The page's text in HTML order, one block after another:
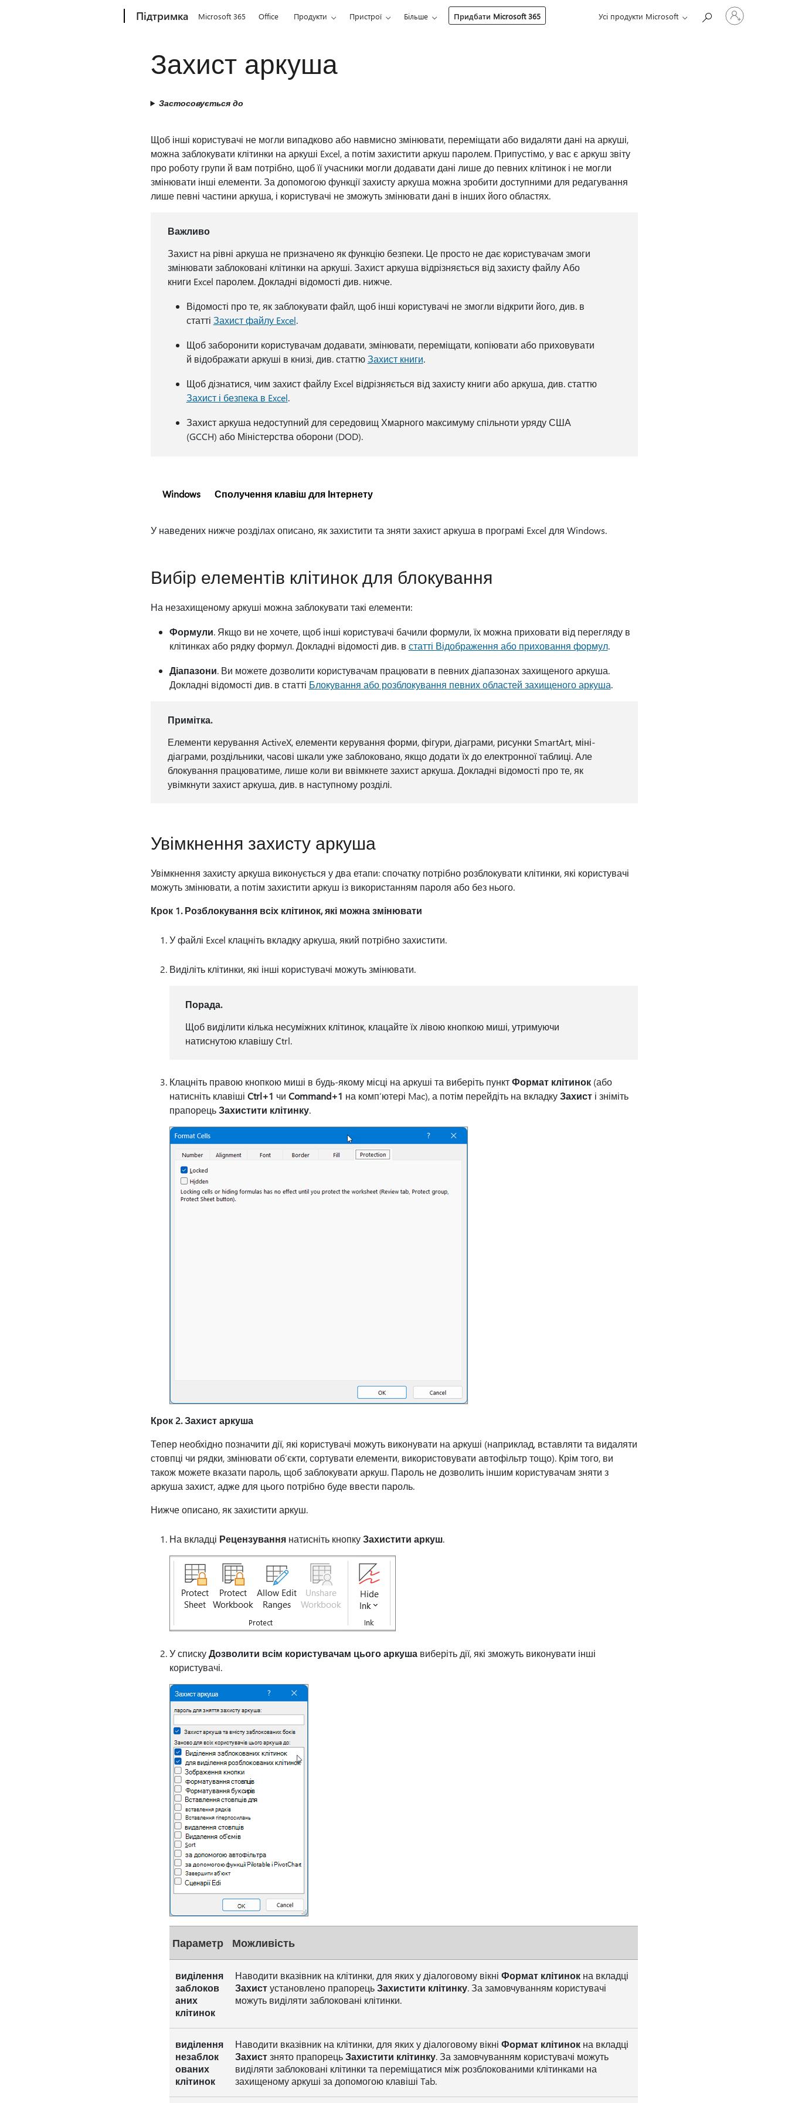
Підтримка Microsoft 365 Office Продукти Пристрої Більше Придбати Microsoft 365 Усі продукти Microsoft
Увійдіть
свій
Захист аркуша
Застосовується до
Щоб інші користувачі не могли випадково або навмисно змінювати, переміщати або видаляти дані на аркуші,
можна заблокувати клітинки на аркуші Excel, а потім захистити аркуш паролем. Припустімо, у вас є аркуш звіту
про роботу групи й вам потрібно, щоб її учасники могли додавати дані лише до певних клітинок і не могли
змінювати інші елементи. За допомогою функції захисту аркуша можна зробити доступними для редагування
лише певні частини аркуша, і користувачі не зможуть змінювати дані в інших його областях.
Важливо
Захист на рівні аркуша не призначено як функцію безпеки. Це просто не дає користувачам змоги
змінювати заблоковані клітинки на аркуші. Захист аркуша відрізняється від захисту файлу Або
книги Excel паролем. Докладні відомості див. нижче.
Відомості про те, як заблокувати файл, щоб інші користувачі не змогли відкрити його, див. в
статті Захист файлу Excel.
Щоб заборонити користувачам додавати, змінювати, переміщати, копіювати або приховувати
й відображати аркуші в книзі, див. статтюЗахист книги.
Щоб дізнатися, чим захист файлу Excel відрізняється від захисту книги або аркуша, див. статтю
Захист і безпека в Excel.
Захист аркуша недоступний для середовищ Хмарного максимуму спільноти уряду США
(GCCH) або Міністерства оборони (DOD).
Windows Сполучення клавіш для Інтернету
У наведених нижче розділах описано, як захистити та зняти захист аркуша в програмі Excel для Windows.
Вибір елементів клітинок для блокування
На незахищеному аркуші можна заблокувати такі елементи:
Формули. Якщо ви не хочете, щоб інші користувачі бачили формули, їх можна приховати від перегляду в
клітинках або рядку формул. Докладні відомості див. в статті Відображення або приховання формул.
Діапазони. Ви можете дозволити користувачам працювати в певних діапазонах захищеного аркуша.
Докладні відомості див. в статті Блокування або розблокування певних областей захищеного аркуша.
Примітка.
Елементи керування ActiveX, елементи керування форми, фігури, діаграми, рисунки SmartArt, міні-
діаграми, роздільники, часові шкали уже заблоковано, якщо додати їх до електронної таблиці. Але
блокування працюватиме, лише коли ви ввімкнете захист аркуша. Докладні відомості про те, як
увімкнути захист аркуша, див. в наступному розділі.
Увімкнення захисту аркуша
Увімкнення захисту аркуша виконується у два етапи: спочатку потрібно розблокувати клітинки, які користувачі
можуть змінювати, а потім захистити аркуш із використанням пароля або без нього.
Крок 1. Розблокування всіх клітинок, які можна змінювати
У файлі Excel клацніть вкладку аркуша, який потрібно захистити.
Виділіть клітинки, які інші користувачі можуть змінювати.
Порада.
Щоб виділити кілька несуміжних клітинок, клацайте їх лівою кнопкою миші, утримуючи
натиснутою клавішу Ctrl.
Клацніть правою кнопкою миші в будь-якому місці на аркуші та виберіть пунктФормат клітинок(або
натисніть клавіші Ctrl+1 чи Command+1 на комп’ютері Mac), а потім перейдіть на вкладкуЗахисті зніміть
прапорецьЗахистити клітинку.
Крок 2. Захист аркуша
Тепер необхідно позначити дії, які користувачі можуть виконувати на аркуші (наприклад, вставляти та видаляти
стовпці чи рядки, змінювати об’єкти, сортувати елементи, використовувати автофільтр тощо). Крім того, ви
також можете вказати пароль, щоб заблокувати аркуш. Пароль не дозволить іншим користувачам зняти з
аркуша захист, адже для цього потрібно буде ввести пароль.
Нижче описано, як захистити аркуш.
На вкладці Рецензуваннянатисніть кнопкуЗахистити аркуш.
У спискуДозволити всім користувачам цього аркушавиберіть дії, які зможуть виконувати інші
користувачі.
Параметр Можливість
виділення
заблоков
аних
клітинок
Наводити вказівник на клітинки, для яких у діалоговому вікні Формат клітинокна вкладці
Захистустановлено прапорецьЗахистити клітинку. За замовчуванням користувачі
можуть виділяти заблоковані клітинки.
виділення
незаблок
ованих
клітинок
Наводити вказівник на клітинки, для яких у діалоговому вікні Формат клітинокна вкладці
Захистзнято прапорецьЗахистити клітинку. За замовчуванням користувачі можуть
виділяти заблоковані клітинки та переміщатися між розблокованими клітинками на
захищеному аркуші за допомогою клавіші Tab.